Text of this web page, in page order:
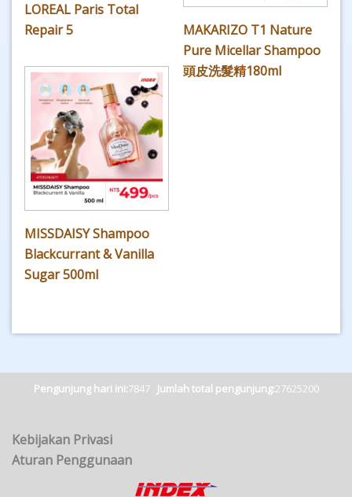
LOREAL Paris Total
Repair 5
MAKARIZO T1 Nature
Pure Micellar Shampoo
頭皮洗髮精180ml
MISSDAISY Shampoo
Blackcurrant & Vanilla
Sugar 500ml
Pengunjung hari ini:7847 Jumlah total pengunjung:27625200
Kebijakan Privasi
Aturan Penggunaan